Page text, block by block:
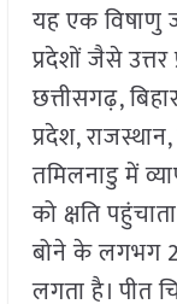
यह एक विषाणु
प्रदेशों जैसे
छत्तीसगढ़,
प्रदेश,
तमिलनाडु में
को क्षति
बोने के लगभग
लगता है। पीत